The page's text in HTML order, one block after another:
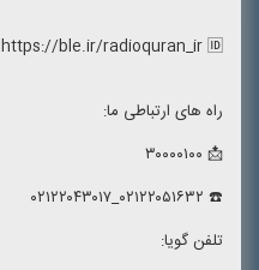
https://ble.ir/radioquran_ir 🆔
راه های ارتباطی ما:
📩 ۳۰۰۰۰۱۰۰
☎️ ۰۲۱۲۲۰۵۱۶۳۲_۰۲۱۲۲۰۴۳۰۱۷
تلفن گویا: